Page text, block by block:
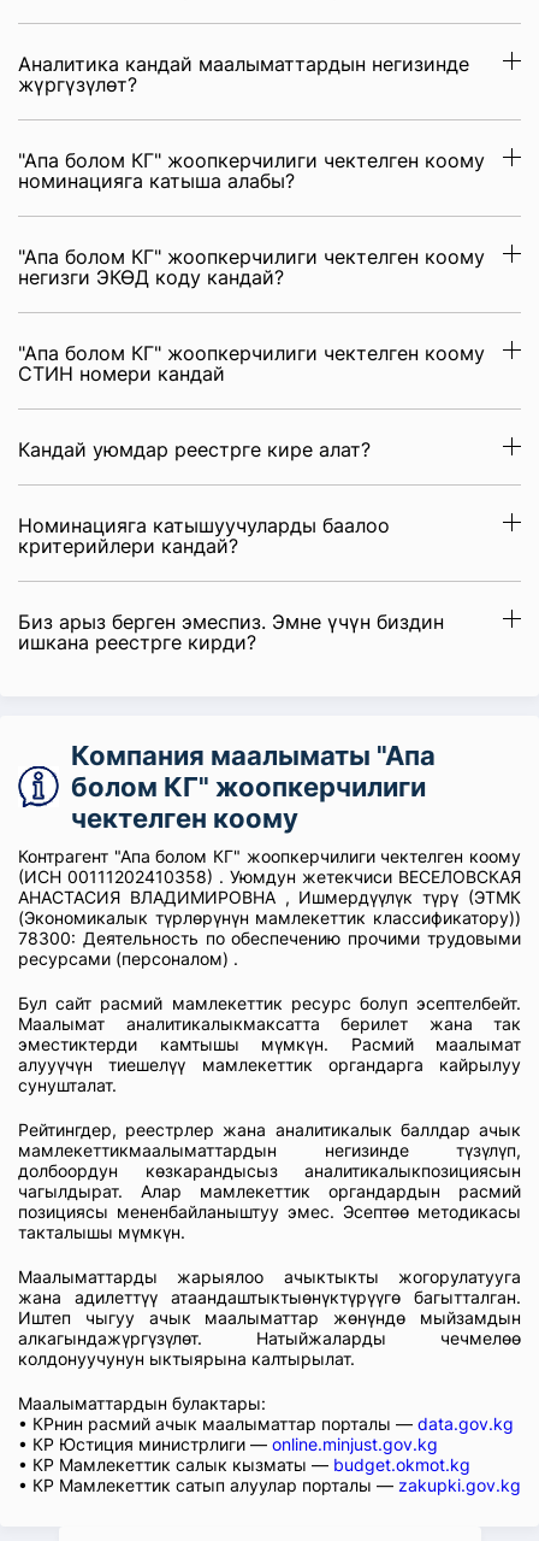
Аналитика кандай маалыматтардын негизинде
жүргүзүлөт?
"Апа болом КГ" жоопкерчилиги чектелген коому
номинацияга катыша алабы?
"Апа болом КГ" жоопкерчилиги чектелген коому
негизги ЭКӨД коду кандай?
"Апа болом КГ" жоопкерчилиги чектелген коому
СТИН номери кандай
Кандай уюмдар реестрге кире алат?
Номинацияга катышуучуларды баалоо
критерийлери кандай?
Биз арыз берген эмеспиз. Эмне үчүн биздин
ишкана реестрге кирди?
Компания маалыматы "Апа
болом КГ" жоопкерчилиги
чектелген коому
Контрагент "Апа болом КГ" жоопкерчилиги чектелген коому
(ИСН 00111202410358) . Уюмдун жетекчиси ВЕСЕЛОВСКАЯ
АНАСТАСИЯ ВЛАДИМИРОВНА , Ишмердүүлүк түрү (ЭТМК
(Экономикалык түрлөрүнүн мамлекеттик классификатору))
78300: Деятельность по обеспечению прочими трудовыми
ресурсами (персоналом) .
Бул сайт расмий мамлекеттик ресурс болуп эсептелбейт.
Маалымат аналитикалыкмаксатта берилет жана так
эместиктерди камтышы мүмкүн. Расмий маалымат
алууүчүн тиешелүү мамлекеттик органдарга кайрылуу
сунушталат.
Рейтингдер, реестрлер жана аналитикалык баллдар ачык
мамлекеттикмаалыматтардын негизинде түзүлүп,
долбоордун көзкарандысыз аналитикалыкпозициясын
чагылдырат. Алар мамлекеттик органдардын расмий
позициясы мененбайланыштуу эмес. Эсептөө методикасы
такталышы мүмкүн.
Маалыматтарды жарыялоо ачыктыкты жогорулатууга
жана адилеттүү атаандаштыктыөнүктүрүүгө багытталган.
Иштеп чыгуу ачык маалыматтар жөнүндө мыйзамдын
алкагындажүргүзүлөт. Натыйжаларды чечмелөө
колдонуучунун ыктыярына калтырылат.
Маалыматтардын булактары:
• КРнин расмий ачык маалыматтар порталы — data.gov.kg
• КР Юстиция министрлиги — online.minjust.gov.kg
• КР Мамлекеттик салык кызматы — budget.okmot.kg
• КР Мамлекеттик сатып алуулар порталы — zakupki.gov.kg